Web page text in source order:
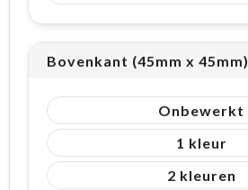
Bovenkant (45mm x 45mm)
Onbewerkt
1
2